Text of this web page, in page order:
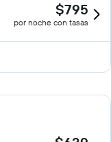
$795
por noche con tasas